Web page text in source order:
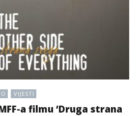
VIJESTI
a filmu ‘Druga strana